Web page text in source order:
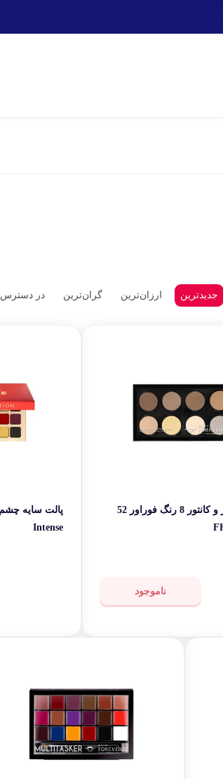
پاوربانکجدیدترین ارزان‌ترین گران‌ترین در دسترس
پالت هایلایتر و کانتور 8 رنگ فوراور 52
ناموجود
Intense